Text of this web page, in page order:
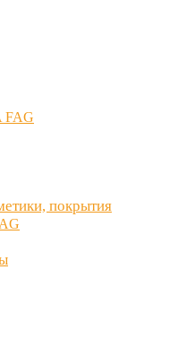
покрытия